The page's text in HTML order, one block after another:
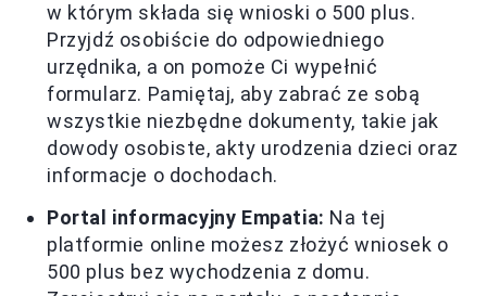
w którym składa się wnioski o 500 plus.
Przyjdź osobiście do odpowiedniego
urzędnika, a on pomoże Ci wypełnić
formularz. Pamiętaj, aby zabrać ze sobą
wszystkie niezbędne dokumenty, takie jak
dowody osobiste, akty urodzenia dzieci oraz
informacje o dochodach.
Portal informacyjny Empatia: Na tej
platformie online możesz złożyć wniosek o
500 plus bez wychodzenia z domu.